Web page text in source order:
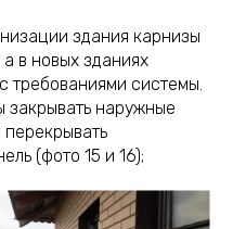
здания карнизы
в новых зданиях
требованиями системы.
наружные
перекрывать
(фото 15 и 16);